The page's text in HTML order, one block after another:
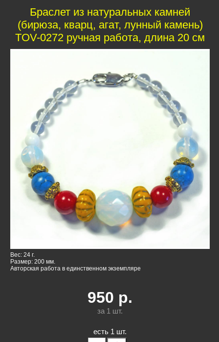
Браслет из натуральных камней
(бирюза, кварц, агат, лунный камень)
TOV-0272 ручная работа, длина 20 см
Вес: 24 г.
Размер: 200 мм.
Авторская работа в единственном экземпляре
950 р.
за 1 шт.
есть 1 шт.